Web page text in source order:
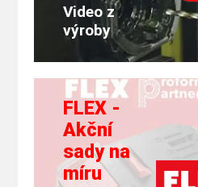
Video z
výroby
FLEX -
Akční
sady na
míru